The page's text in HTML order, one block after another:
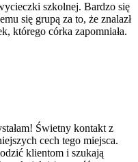
szkolnej. Bardzo się
się grupą za to, że znalazł
którego córka zapomniała.
Świetny kontakt z
cech tego miejsca.
klientom i szukają